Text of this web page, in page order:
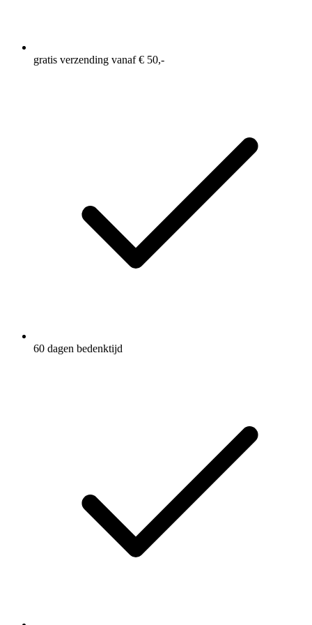
gratis verzending vanaf € 50,-
60 dagen bedenktijd